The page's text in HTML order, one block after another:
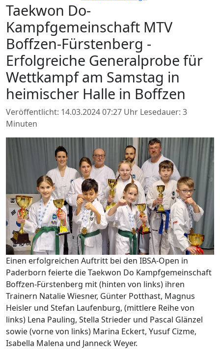
Taekwon Do-
Kampfgemeinschaft MTV
Boffzen-Fürstenberg -
Erfolgreiche Generalprobe für
Wettkampf am Samstag in
heimischer Halle in Boffzen
Veröffentlicht: 14.03.2024 07:27 Uhr Lesedauer: 3
Minuten
Einen erfolgreichen Auftritt bei den IBSA-Open in
Paderborn feierte die Taekwon Do Kampfgemeinschaft
Boffzen-Fürstenberg mit (hinten von links) ihren
Trainern Natalie Wiesner, Günter Potthast, Magnus
Heisler und Stefan Laufenburg, (mittlere Reihe von
links) Lena Pauling, Stella Strieder und Pascal Glänzel
sowie (vorne von links) Marina Eckert, Yusuf Cizme,
Isabella Malena und Janneck Weyer.